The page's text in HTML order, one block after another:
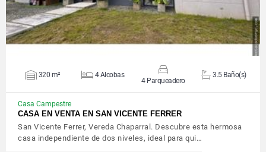
320 m² 4 Alcobas
4 Parqueadero
3.5 Baño(s)
Casa Campestre
CASA EN VENTA EN SAN VICENTE FERRER
San Vicente Ferrer, Vereda Chaparral. Descubre esta hermosa
casa independiente de dos niveles, ideal para qui…